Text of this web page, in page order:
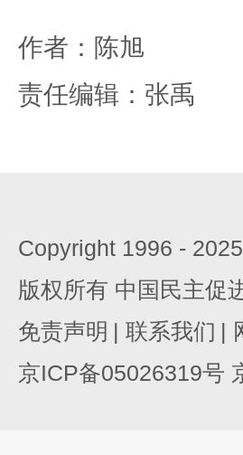
作者：陈旭
责任编辑：张禹
Copyright 1996 -
版权所有 中国民主促
免责声明 | 联系我们 |
京ICP备05026319号